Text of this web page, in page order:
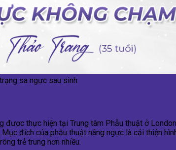
sa ngực sau sinh
được thực hiện tại Trung tâm Phẫu thuật ở
đích của phẫu thuật nâng ngực là cải thiện
trẻ trung hơn nhiều.